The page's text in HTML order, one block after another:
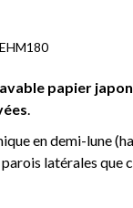
papier
.
en demi-lune
latérales que